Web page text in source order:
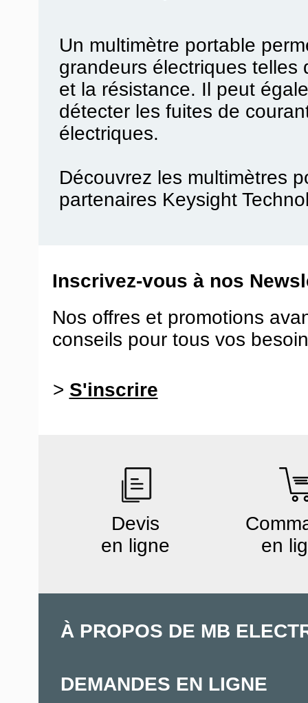
Un multimètre portable
grandeurs électriques telles
et la résistance. Il peut
détecter les fuites de
électriques.
Découvrez les multimètres
partenaires Keysight
Inscrivez-vous à nos
Nos offres et promotions
conseils pour tous vos
> S'inscrire
Devis
en ligne
en
À PROPOS DE MB
DEMANDES EN LIGNE